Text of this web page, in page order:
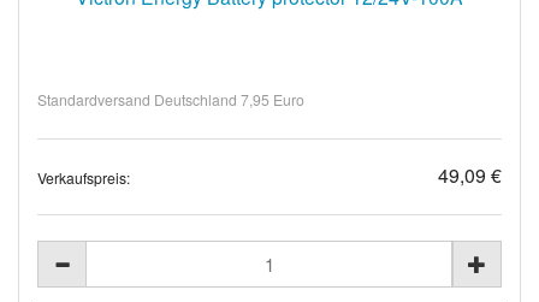
Standardversand Deutschland 7,95 Euro
Verkaufspreis: 49,09 €